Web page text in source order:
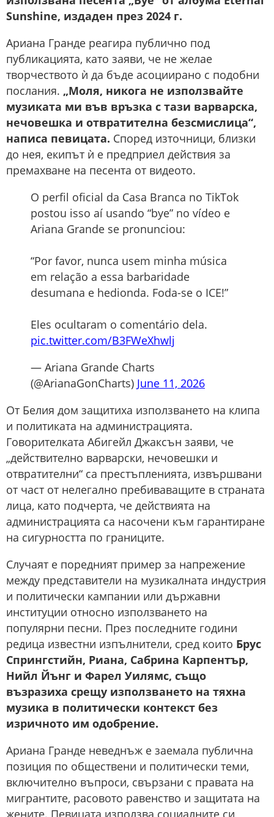
Sunshine, издаден през 2024 г.
Ариана Гранде реагира публично под
публикацията, като заяви, че не желае
творчеството ѝ да бъде асоциирано с подобни
послания. „Моля, никога не използвайте
музиката ми във връзка с тази варварска,
нечовешка и отвратителна безсмислица“,
написа певицата. Според източници, близки
до нея, екипът ѝ е предприел действия за
премахване на песента от видеото.
O perfil oficial da Casa Branca no TikTok
postou isso aí usando “bye” no vídeo e
Ariana Grande se pronunciou:
“Por favor, nunca usem minha música
em relação a essa barbaridade
desumana e hedionda. Foda-se o ICE!”
Eles ocultaram o comentário dela.
pic.twitter.com/B3FWeXhwlj
— Ariana Grande Charts
(@ArianaGonCharts) June 11, 2026
От Белия дом защитиха използването на клипа
и политиката на администрацията.
Говорителката Абигейл Джаксън заяви, че
„действително варварски, нечовешки и
отвратителни“ са престъпленията, извършвани
от част от нелегално пребиваващите в страната
лица, като подчерта, че действията на
администрацията са насочени към гарантиране
на сигурността по границите.
Случаят е поредният пример за напрежение
между представители на музикалната индустрия
и политически кампании или държавни
институции относно използването на
популярни песни. През последните години
редица известни изпълнители, сред които Брус
Спрингстийн, Риана, Сабрина Карпентър,
Нийл Йънг и Фарел Уилямс, също
възразиха срещу използването на тяхна
музика в политически контекст без
изричното им одобрение.
Ариана Гранде неведнъж е заемала публична
позиция по обществени и политически теми,
включително въпроси, свързани с правата на
мигрантите, расовото равенство и защитата на
жените. Певицата използва социалните си